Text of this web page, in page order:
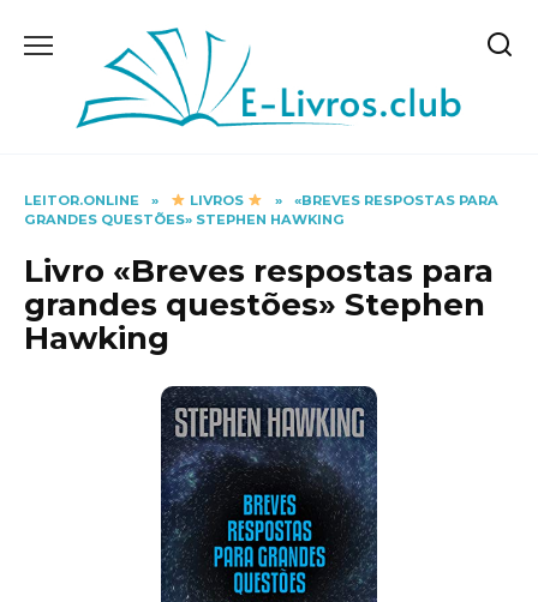
LEITOR.ONLINE » LIVROS »
«BREVES RESPOSTAS PARA
GRANDES QUESTÕES» STEPHEN HAWKING
Livro «Breves respostas para
grandes questões» Stephen
Hawking